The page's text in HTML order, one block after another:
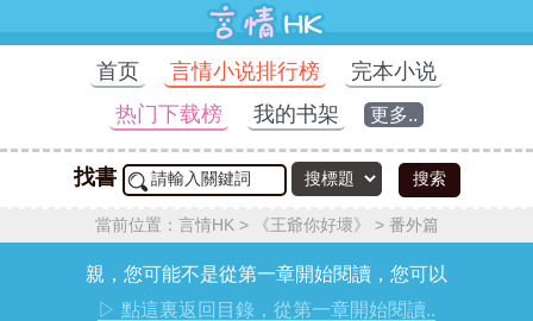
首页 言情小说排行榜
完本小说
热门下载榜
我的书架 更多..
找書 搜索
當前位置： 言情HK > 《王爺你好壞》 > 番外篇
親，您可能不是從第一章開始閱讀，您可以
▷ 點這裏返回目錄，從第一章開始閱讀..